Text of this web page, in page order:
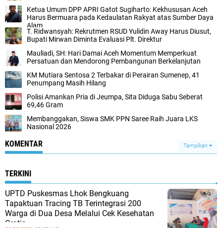
Ketua Umum DPP APRI Gatot Sugiharto: Kekhususan Aceh
Harus Bermuara pada Kedaulatan Rakyat atas Sumber Daya
Alam
T. Ridwansyah: Rekrutmen RSUD Yulidin Away Harus Diusut,
Bupati Mirwan Diminta Evaluasi Plt. Direktur
Mauliadi, SH: Hari Damai Aceh Momentum Memperkuat
Persatuan dan Mendorong Pembangunan Berkelanjutan
KM Mutiara Sentosa 2 Terbakar di Perairan Sumenep, 41
Penumpang Masih Hilang
Polisi Amankan Pria di Jeumpa, Sita Diduga Sabu Seberat
69,46 Gram
Membanggakan, Siswa SMK PPN Saree Raih Juara LKS
Nasional 2026
KOMENTAR Tampilkan
TERKINI
UPTD Puskesmas Lhok Bengkuang
Tapaktuan ‎Tracing TB Terintegrasi 200
Warga di Dua Desa Melalui Cek Kesehatan
Gratis